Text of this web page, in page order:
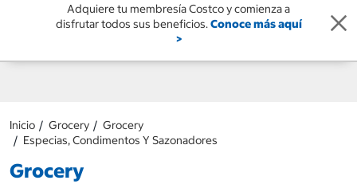
Adquiere tu membresía Costco y comienza a
disfrutar todos sus beneficios.Conoce más aquí
>
Inicio Grocery
Grocery
Especias, Condimentos Y Sazonadores
Grocery